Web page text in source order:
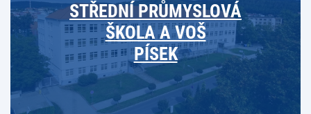
STŘEDNÍ PRŮMYSLOVÁ
ŠKOLA A VOŠ
PÍSEK